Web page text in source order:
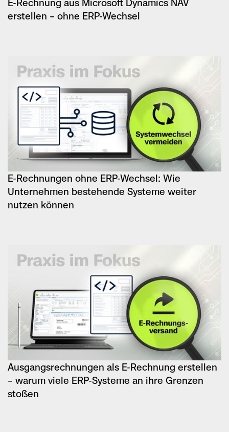
E-Rechnung aus Microsoft Dynamics NAV
erstellen – ohne ERP-Wechsel
E-Rechnungen ohne ERP-Wechsel: Wie
Unternehmen bestehende Systeme weiter
nutzen können
Ausgangsrechnungen als E-Rechnung erstellen
– warum viele ERP-Systeme an ihre Grenzen
stoßen